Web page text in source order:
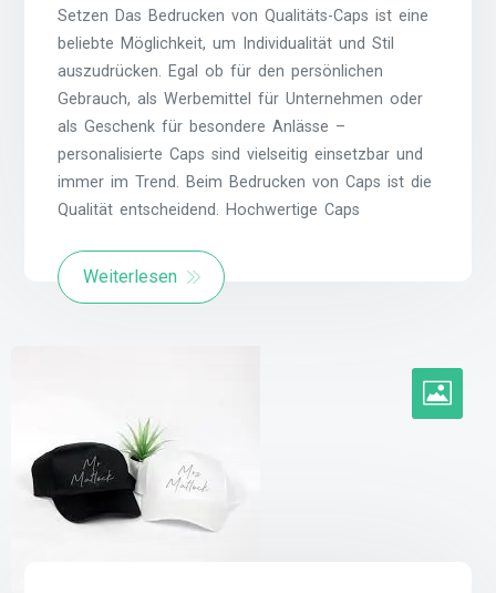
Setzen Das Bedrucken von Qualitäts-Caps ist eine
beliebte Möglichkeit, um Individualität und Stil
auszudrücken. Egal ob für den persönlichen
Gebrauch, als Werbemittel für Unternehmen oder
als Geschenk für besondere Anlässe –
personalisierte Caps sind vielseitig einsetzbar und
immer im Trend. Beim Bedrucken von Caps ist die
Qualität entscheidend. Hochwertige Caps
Weiterlesen